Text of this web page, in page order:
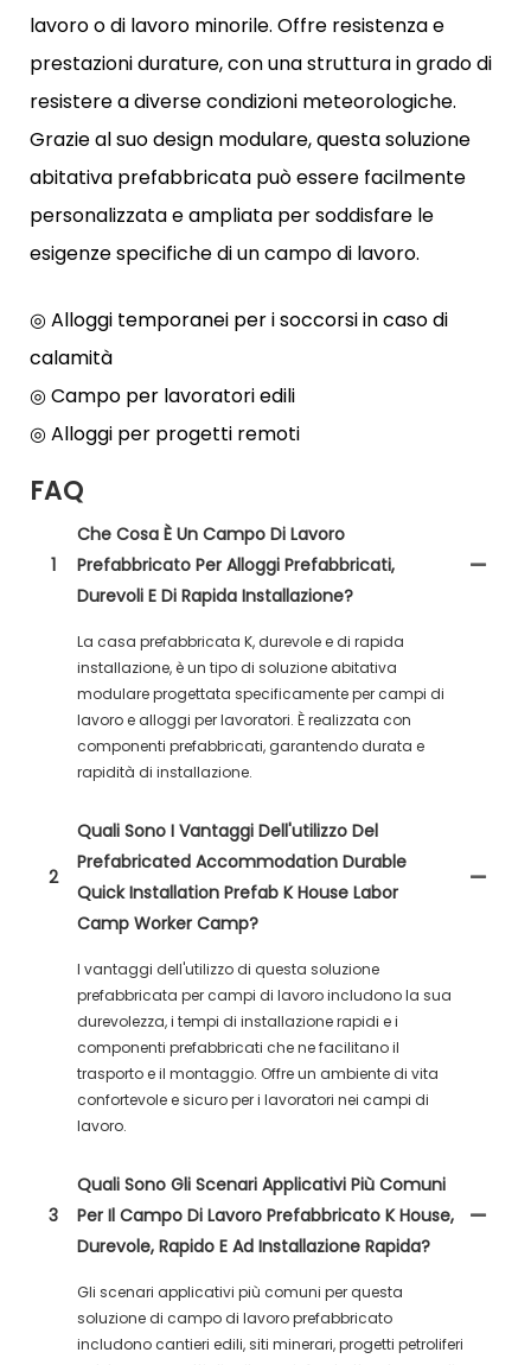
lavoro o di lavoro minorile. Offre resistenza e
prestazioni durature, con una struttura in grado di
resistere a diverse condizioni meteorologiche.
Grazie al suo design modulare, questa soluzione
abitativa prefabbricata può essere facilmente
personalizzata e ampliata per soddisfare le
esigenze specifiche di un campo di lavoro.
◎ Alloggi temporanei per i soccorsi in caso di
calamità
◎ Campo per lavoratori edili
◎ Alloggi per progetti remoti
FAQ
1
Che Cosa È Un Campo Di Lavoro
Prefabbricato Per Alloggi Prefabbricati,
Durevoli E Di Rapida Installazione?
La casa prefabbricata K, durevole e di rapida
installazione, è un tipo di soluzione abitativa
modulare progettata specificamente per campi di
lavoro e alloggi per lavoratori. È realizzata con
componenti prefabbricati, garantendo durata e
rapidità di installazione.
2
Quali Sono I Vantaggi Dell'utilizzo Del
Prefabricated Accommodation Durable
Quick Installation Prefab K House Labor
Camp Worker Camp?
I vantaggi dell'utilizzo di questa soluzione
prefabbricata per campi di lavoro includono la sua
durevolezza, i tempi di installazione rapidi e i
componenti prefabbricati che ne facilitano il
trasporto e il montaggio. Offre un ambiente di vita
confortevole e sicuro per i lavoratori nei campi di
lavoro.
3
Quali Sono Gli Scenari Applicativi Più Comuni
Per Il Campo Di Lavoro Prefabbricato K House,
Durevole, Rapido E Ad Installazione Rapida?
Gli scenari applicativi più comuni per questa
soluzione di campo di lavoro prefabbricato
includono cantieri edili, siti minerari, progetti petroliferi